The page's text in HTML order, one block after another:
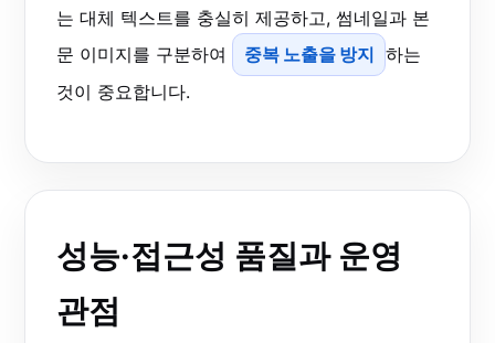
는 대체 텍스트를 충실히 제공하고, 썸네일과 본
문 이미지를 구분하여
중복 노출을 방지
하는
것이 중요합니다.
성능·접근성 품질과 운영
관점